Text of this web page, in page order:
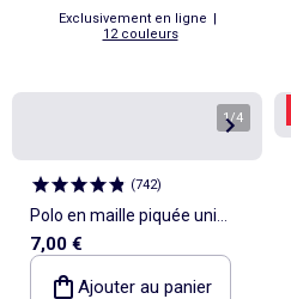
Exclusivement en ligne |
12 couleurs
1/4
(742)
Polo en maille piquée uni
Homme à manches courtes
7,00 €
Ajouter au panier